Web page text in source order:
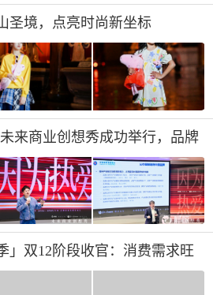
圣境，点亮时尚新坐标
来商业创想秀成功举行，品牌
」双12阶段收官：消费需求旺
长